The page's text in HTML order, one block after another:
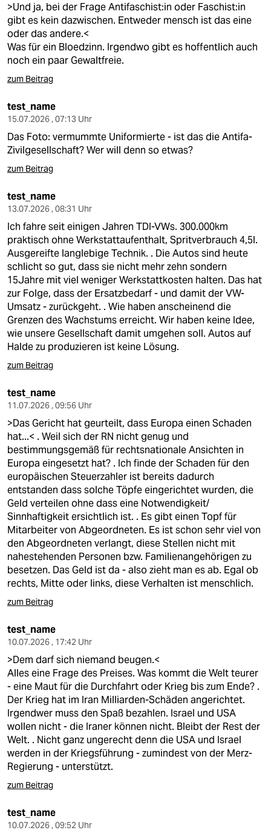
>Und ja, bei der Frage Antifaschist:in oder Faschist:in
gibt es kein dazwischen. Entweder mensch ist das eine
oder das andere.<
Was für ein Bloedzinn. Irgendwo gibt es hoffentlich auch
noch ein paar Gewaltfreie.
zum Beitrag
test_name
15.07.2026 , 07:13 Uhr
Das Foto: vermummte Uniformierte - ist das die Antifa-
Zivilgesellschaft? Wer will denn so etwas?
zum Beitrag
test_name
13.07.2026 , 08:31 Uhr
Ich fahre seit einigen Jahren TDI-VWs. 300.000km
praktisch ohne Werkstattaufenthalt, Spritverbrauch 4,5l.
Ausgereifte langlebige Technik. . Die Autos sind heute
schlicht so gut, dass sie nicht mehr zehn sondern
15Jahre mit viel weniger Werkstattkosten halten. Das hat
zur Folge, dass der Ersatzbedarf - und damit der VW-
Umsatz - zurückgeht. . Wie haben anscheinend die
Grenzen des Wachstums erreicht. Wir haben keine Idee,
wie unsere Gesellschaft damit umgehen soll. Autos auf
Halde zu produzieren ist keine Lösung.
zum Beitrag
test_name
11.07.2026 , 09:56 Uhr
>Das Gericht hat geurteilt, dass Europa einen Schaden
hat...< . Weil sich der RN nicht genug und
bestimmungsgemäß für rechtsnationale Ansichten in
Europa eingesetzt hat? . Ich finde der Schaden für den
europäischen Steuerzahler ist bereits dadurch
entstanden dass solche Töpfe eingerichtet wurden, die
Geld verteilen ohne dass eine Notwendigkeit/
Sinnhaftigkeit ersichtlich ist. . Es gibt einen Topf für
Mitarbeiter von Abgeordneten. Es ist schon sehr viel von
den Abgeordneten verlangt, diese Stellen nicht mit
nahestehenden Personen bzw. Familienangehörigen zu
besetzen. Das Geld ist da - also zieht man es ab. Egal ob
rechts, Mitte oder links, diese Verhalten ist menschlich.
zum Beitrag
test_name
10.07.2026 , 17:42 Uhr
>Dem darf sich niemand beugen.<
Alles eine Frage des Preises. Was kommt die Welt teurer
- eine Maut für die Durchfahrt oder Krieg bis zum Ende? .
Der Krieg hat im Iran Milliarden-Schäden angerichtet.
Irgendwer muss den Spaß bezahlen. Israel und USA
wollen nicht - die Iraner können nicht. Bleibt der Rest der
Welt. . Nicht ganz ungerecht denn die USA und Israel
werden in der Kriegsführung - zumindest von der Merz-
Regierung - unterstützt.
zum Beitrag
test_name
10.07.2026 , 09:52 Uhr